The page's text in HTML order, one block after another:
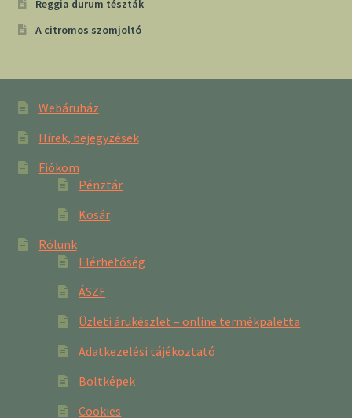
Reggia durum tészták
A citromos szomjoltó
Webáruház
Hírek, bejegyzések
Fiókom
Pénztár
Kosár
Rólunk
Elérhetőség
ÁSZF
Üzleti árukészlet – online termékpaletta
Adatkezelési tájékoztató
Boltképek
Cookies